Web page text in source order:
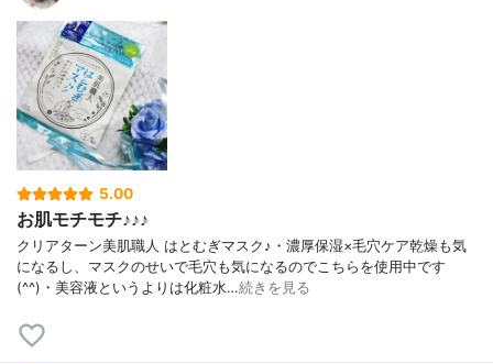
5.00
お肌モチモチ♪♪♪
クリアターン美肌職人 はとむぎマスク♪・濃厚保湿×毛穴ケア乾燥も気
になるし、マスクのせいで毛穴も気になるのでこちらを使用中です
(^^)・美容液というよりは化粧水…続きを見る